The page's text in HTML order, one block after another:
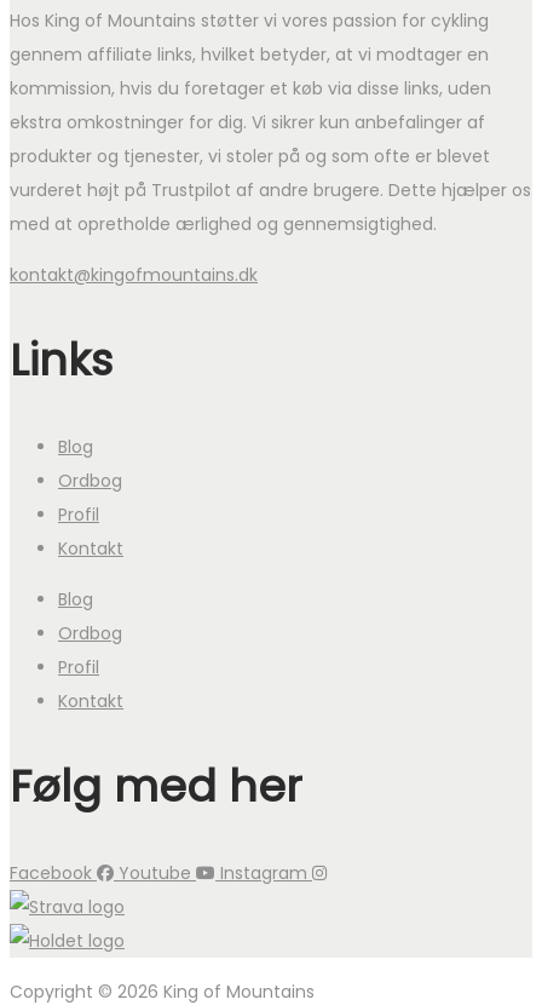
Hos King of Mountains støtter vi vores passion for cykling
gennem affiliate links, hvilket betyder, at vi modtager en
kommission, hvis du foretager et køb via disse links, uden
ekstra omkostninger for dig. Vi sikrer kun anbefalinger af
produkter og tjenester, vi stoler på og som ofte er blevet
vurderet højt på Trustpilot af andre brugere. Dette hjælper os
med at opretholde ærlighed og gennemsigtighed.
kontakt@kingofmountains.dk
Links
Blog
Ordbog
Profil
Kontakt
Blog
Ordbog
Profil
Kontakt
Følg med her
Facebook Youtube Instagram
Copyright © 2026 King of Mountains